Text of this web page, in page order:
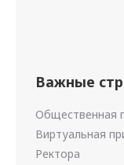
Важные
Общественная
Виртуальная
Ректора